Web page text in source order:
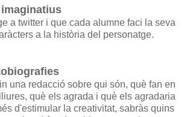
a twitter i que cada alumne faci la seva
a la història del personatge.
una redacció sobre qui són, què fan en
què els agrada i què els agradaria
d'estimular la creativitat, sabràs quins